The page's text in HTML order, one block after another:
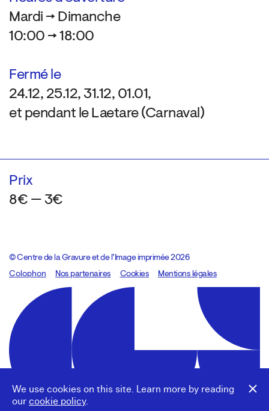
We use cookies on this site. Learn more by reading
our cookie policy.
Mardi → Dimanche
10:00 → 18:00
Fermé le
24.12, 25.12, 31.12, 01.01,
et pendant le Laetare (Carnaval)
Prix
8€ — 3€
© Centre de la Gravure et de l’Image imprimée 2026
Colophon
Design:Marcel Kaczmarek, code:8080.studio
Nos partenaires Cookies Mentions légales